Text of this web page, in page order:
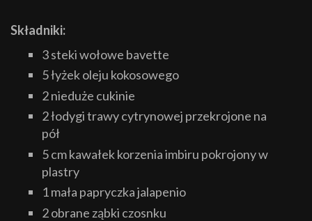
Składniki:
3 steki wołowe bavette
5 łyżek oleju kokosowego
2 nieduże cukinie
2 łodygi trawy cytrynowej przekrojone na
pół
5 cm kawałek korzenia imbiru pokrojony w
plastry
1 mała papryczka jalapenio
2 obrane ząbki czosnku